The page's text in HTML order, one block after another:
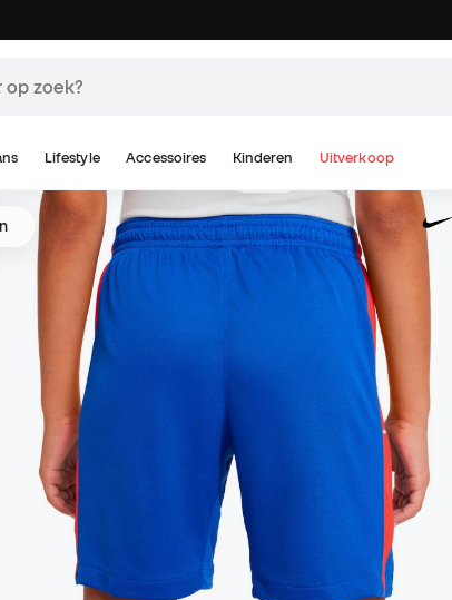
Lifestyle Accessoires Kinderen Uitverkoop